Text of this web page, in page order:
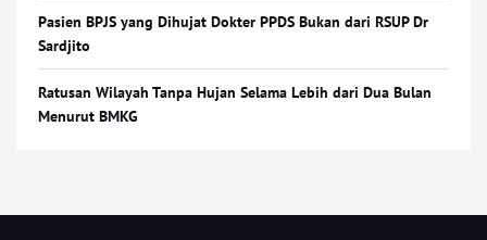
Pasien BPJS yang Dihujat Dokter PPDS Bukan dari RSUP Dr
Sardjito
Ratusan Wilayah Tanpa Hujan Selama Lebih dari Dua Bulan
Menurut BMKG